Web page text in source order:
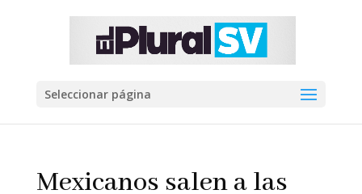
Seleccionar página
Mexicanos salen a las